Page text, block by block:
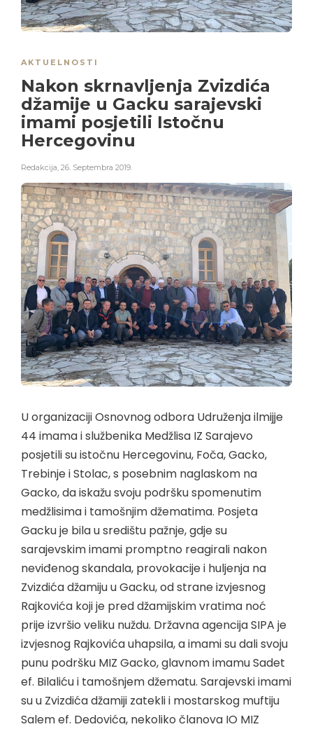
AKTUELNOSTI
Nakon skrnavljenja Zvizdića
džamije u Gacku sarajevski
imami posjetili Istočnu
Hercegovinu
Redakcija, 26. Septembra 2019.
U organizaciji Osnovnog odbora Udruženja ilmijje
44 imama i službenika Medžlisa IZ Sarajevo
posjetili su istočnu Hercegovinu, Foča, Gacko,
Trebinje i Stolac, s posebnim naglaskom na
Gacko, da iskažu svoju podršku spomenutim
medžlisima i tamošnjim džematima. Posjeta
Gacku je bila u središtu pažnje, gdje su
sarajevskim imami promptno reagirali nakon
neviđenog skandala, provokacije i huljenja na
Zvizdića džamiju u Gacku, od strane izvjesnog
Rajkovića koji je pred džamijskim vratima noć
prije izvršio veliku nuždu. Državna agencija SIPA je
izvjesnog Rajkovića uhapsila, a imami su dali svoju
punu podršku MIZ Gacko, glavnom imamu Sadet
ef. Bilaliću i tamošnjem džematu. Sarajevski imami
su u Zvizdića džamiji zatekli i mostarskog muftiju
Salem ef. Dedovića, nekoliko članova IO MIZ